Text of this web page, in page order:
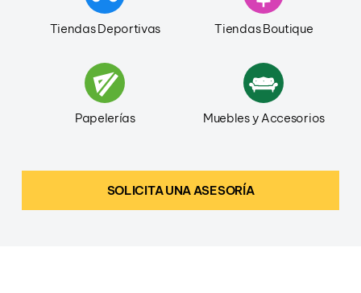
Tiendas Deportivas Tiendas Boutique
Papelerías Muebles y Accesorios
SOLICITA UNA ASESORÍA